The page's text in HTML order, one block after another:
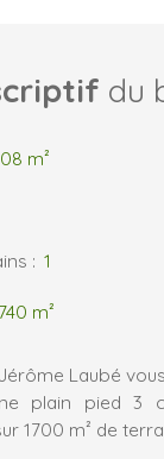
du
m²
: 1
m²
Laubé
plain pied 3
1700 m² de